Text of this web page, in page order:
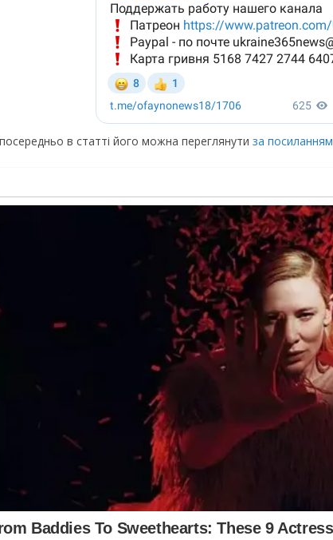
в статті його можна переглянути за